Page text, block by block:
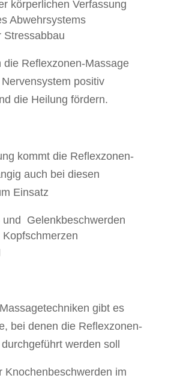
körperlichen Verfassung
Abwehrsystems
Stressabbau
die Reflexzonen-Massage
positiv
die Heilung fördern.
kommt die Reflexzonen-
auch bei diesen
Einsatz
und Gelenkbeschwerden
gibt es
bei denen die Reflexzonen-
werden soll
Knochenbeschwerden im